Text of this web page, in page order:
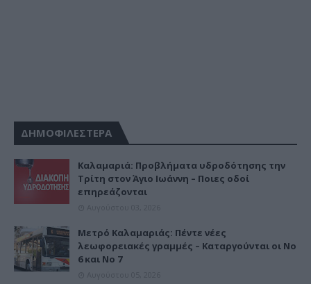
ΔΗΜΟΦΙΛΕΣΤΕΡΑ
Καλαμαριά: Προβλήματα υδροδότησης την
Τρίτη στον Άγιο Ιωάννη – Ποιες οδοί
επηρεάζονται
Μετρό Καλαμαριάς: Πέντε νέες
λεωφορειακές γραμμές – Καταργούνται οι Νο
6 και Νο 7